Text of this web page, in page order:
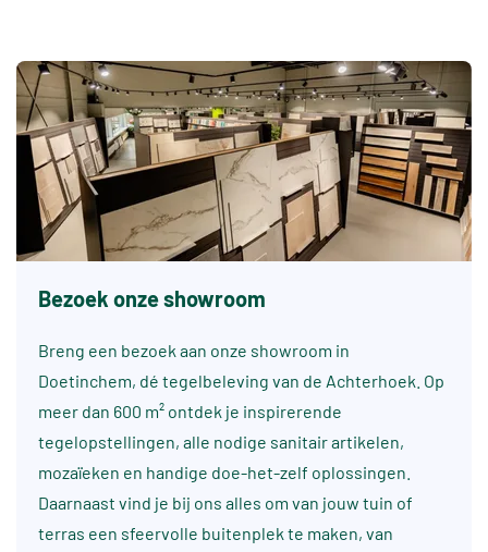
Bezoek onze showroom
Breng een bezoek aan onze showroom in
Doetinchem, dé tegelbeleving van de Achterhoek. Op
meer dan 600 m² ontdek je inspirerende
tegelopstellingen, alle nodige sanitair artikelen,
mozaïeken en handige doe-het-zelf oplossingen.
Daarnaast vind je bij ons alles om van jouw tuin of
terras een sfeervolle buitenplek te maken, van